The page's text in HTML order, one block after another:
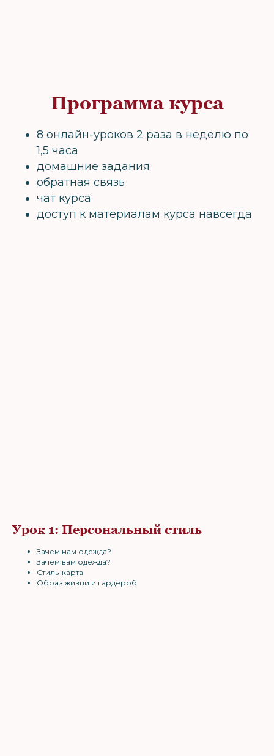
Программа курса
8 онлайн-уроков 2 раза в неделю по
1,5 часа
домашние задания
обратная связь
чат курса
доступ к материалам курса навсегда
Урок 1: Персональный стиль
Зачем нам одежда?
Зачем вам одежда?
Стиль-карта
Образ жизни и гардероб